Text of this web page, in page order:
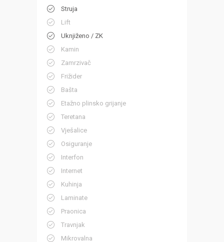
Struja
Lift
Uknjiženo / ZK
Kamin
Zamrzivač
Frižider
Bašta
Etažno plinsko grijanje
Teretana
Vješalice
Osiguranje
Interfon
Internet
Kuhinja
Laminate
Praonica
Travnjak
Mikrovalna